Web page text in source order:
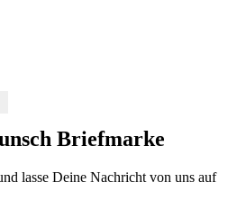
Briefmarke
lasse Deine Nachricht von uns auf